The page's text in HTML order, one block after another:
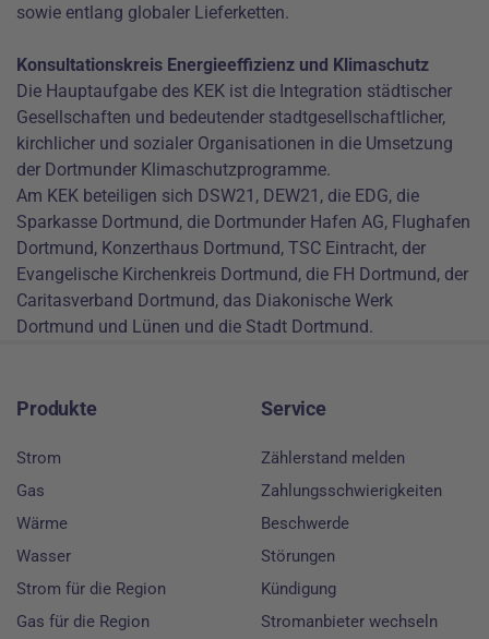
sowie entlang globaler Lieferketten.
Konsultationskreis Energieeffizienz und Klimaschutz
Die Hauptaufgabe des KEK ist die Integration städtischer
Gesellschaften und bedeutender stadtgesellschaftlicher,
kirchlicher und sozialer Organisationen in die Umsetzung
der Dortmunder Klimaschutzprogramme.
Am KEK beteiligen sich DSW21, DEW21, die EDG, die
Sparkasse Dortmund, die Dortmunder Hafen AG, Flughafen
Dortmund, Konzerthaus Dortmund, TSC Eintracht, der
Evangelische Kirchenkreis Dortmund, die FH Dortmund, der
Caritasverband Dortmund, das Diakonische Werk
Dortmund und Lünen und die Stadt Dortmund.
Produkte
Strom
Gas
Wärme
Wasser
Strom für die Region
Gas für die Region
Service
Zählerstand melden
Zahlungsschwierigkeiten
Beschwerde
Störungen
Kündigung
Stromanbieter wechseln